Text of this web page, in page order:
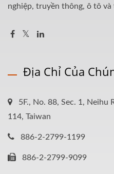
nghiệp, truyền thông, ô tô
Địa Chỉ Của
5F., No. 88, Sec. 1, Neihu
114, Taiwan
886-2-2799-1199
886-2-2799-9099